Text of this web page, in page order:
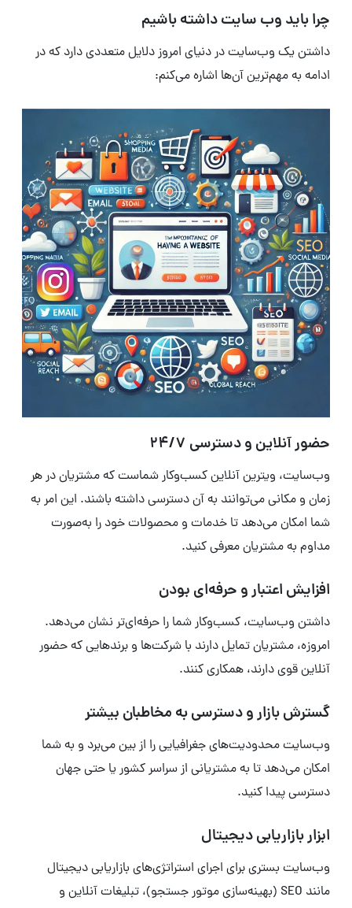
چرا باید وب سایت داشته باشیم
داشتن یک وب‌سایت در دنیای امروز دلایل متعددی دارد که در
ادامه به مهم‌ترین آن‌ها اشاره می‌کنم:
حضور آنلاین و دسترسی 24/7
وب‌سایت، ویترین آنلاین کسب‌وکار شماست که مشتریان در هر
زمان و مکانی می‌توانند به آن دسترسی داشته باشند. این امر به
شما امکان می‌دهد تا خدمات و محصولات خود را به‌صورت
مداوم به مشتریان معرفی کنید.
افزایش اعتبار و حرفه‌ای بودن
داشتن وب‌سایت، کسب‌وکار شما را حرفه‌ای‌تر نشان می‌دهد.
امروزه، مشتریان تمایل دارند با شرکت‌ها و برندهایی که حضور
آنلاین قوی دارند، همکاری کنند.
گسترش بازار و دسترسی به مخاطبان بیشتر
وب‌سایت محدودیت‌های جغرافیایی را از بین می‌برد و به شما
امکان می‌دهد تا به مشتریانی از سراسر کشور یا حتی جهان
دسترسی پیدا کنید.
ابزار بازاریابی دیجیتال
وب‌سایت بستری برای اجرای استراتژی‌های بازاریابی دیجیتال
مانند SEO (بهینه‌سازی موتور جستجو)، تبلیغات آنلاین و